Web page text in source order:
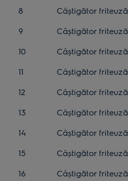
8 Câștigător friteuză
9
Câștigător friteuză
10
Câștigător friteuză
11
Câștigător friteuză
12
Câștigător friteuză
13
Câștigător friteuză
14
Câștigător friteuză
15
Câștigător friteuză
16
Câștigător friteuză